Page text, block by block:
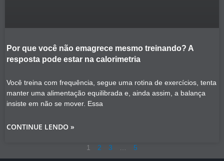
Por que você não emagrece mesmo treinando? A
resposta pode estar na calorimetria
Você treina com frequência, segue uma rotina de exercícios, tenta
manter uma alimentação equilibrada e, ainda assim, a balança
insiste em não se mover. Essa
CONTINUE LENDO »
1 2 3 5